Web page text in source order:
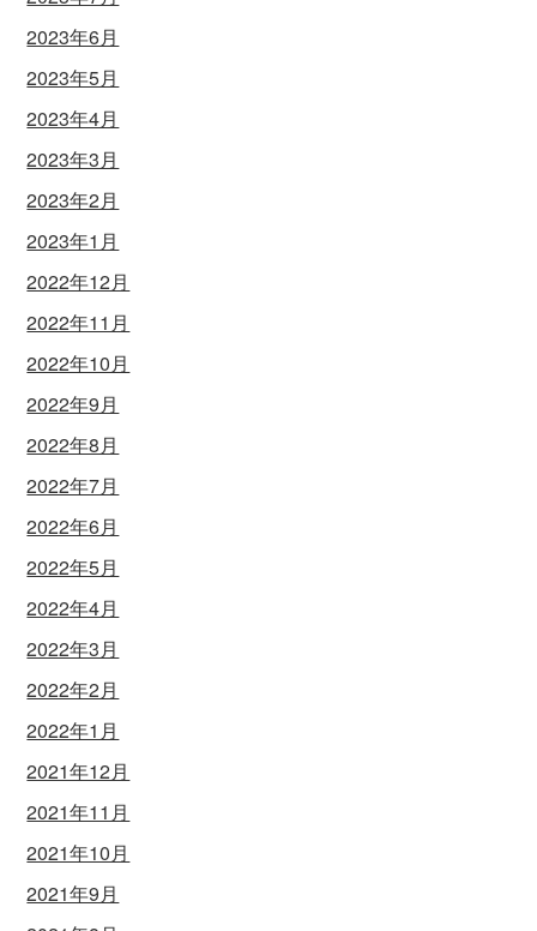
2023年6月
2023年5月
2023年4月
2023年3月
2023年2月
2023年1月
2022年12月
2022年11月
2022年10月
2022年9月
2022年8月
2022年7月
2022年6月
2022年5月
2022年4月
2022年3月
2022年2月
2022年1月
2021年12月
2021年11月
2021年10月
2021年9月